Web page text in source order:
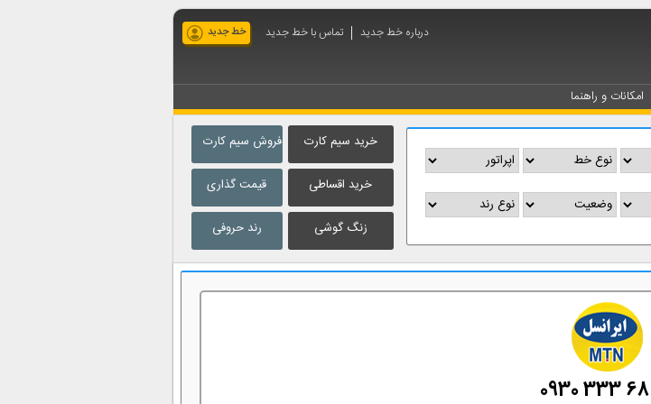
خط جدید درباره خط جدید تماس با خط جدید
امکانات و راهنما
فروش سیم کارت
قیمت گذاری
رند حروفی
خرید سیم کارت
خرید اقساطی
زنگ گوشی
0930 333